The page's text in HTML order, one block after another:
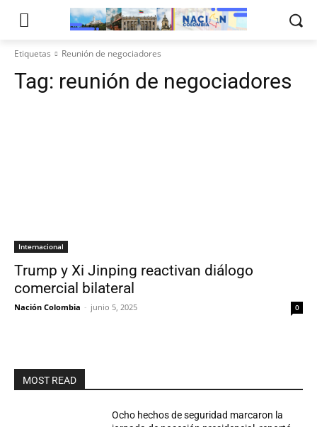
Etiquetas Reunión de negociadores
Tag: reunión de negociadores
Internacional
Trump y Xi Jinping reactivan diálogo
comercial bilateral
Nación Colombia - junio 5, 2025 0
MOST READ
Ocho hechos de seguridad marcaron la